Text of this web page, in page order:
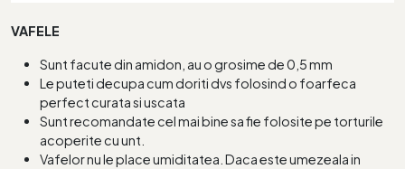
VAFELE
Sunt facute din amidon, au o grosime de 0,5 mm
Le puteti decupa cum doriti dvs folosind o foarfeca
perfect curata si uscata
Sunt recomandate cel mai bine sa fie folosite pe torturile
acoperite cu unt.
Vafelor nu le place umiditatea. Daca este umezeala in